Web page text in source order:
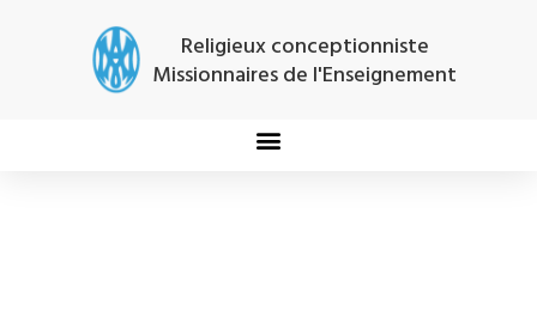
Religieux conceptionniste
Missionnaires de l'Enseignement